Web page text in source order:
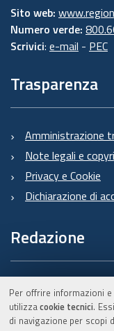
Per offrire informazioni
utilizzacookie tecnici.
di navigazione per scopi
Sito web:
Numero verde:
Scrivici: e-mail - PEC
Trasparenza
Amministrazione
Note legali e
Privacy e Cookie
Dichiarazione di
Redazione
Informazioni sul
e contatti